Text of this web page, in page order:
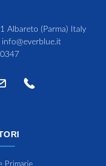
Albareto (Parma) Italy
info@everblue.it
Primarie